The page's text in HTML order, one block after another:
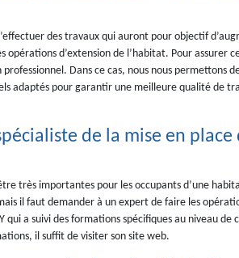
des travaux qui auront pour objectif
d’extension de l’habitat. Pour assurer
Dans ce cas, nous nous permettons
adaptés pour garantir une meilleure qualité de
spécialiste de la mise en
très importantes pour les occupants d’une
il faut demander à un expert de faire les
qui a suivi des formations spécifiques au niveau de
il suffit de visiter son site web.